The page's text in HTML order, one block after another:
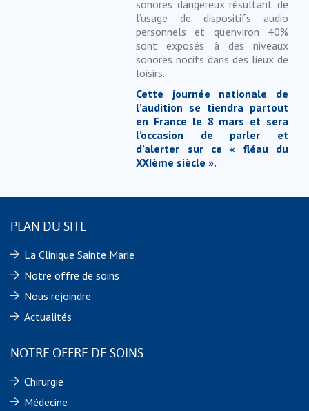
sonores dangereux résultant de
l’usage de dispositifs audio
personnels et qu’environ 40%
sont exposés à des niveaux
sonores nocifs dans des lieux de
loisirs.
Cette journée nationale de
l’audition se tiendra partout
en France le 8 mars et sera
l’occasion de parler et
d’alerter sur ce « fléau du
XXIème siècle ».
PLAN DU SITE
La Clinique Sainte Marie
Notre offre de soins
Nous rejoindre
Actualités
NOTRE OFFRE DE SOINS
Chirurgie
Médecine